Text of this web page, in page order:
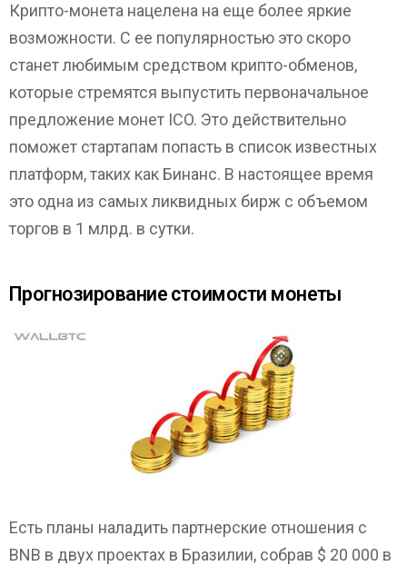
Крипто-монета нацелена на еще более яркие
возможности. С ее популярностью это скоро
станет любимым средством крипто-обменов,
которые стремятся выпустить первоначальное
предложение монет ICO. Это действительно
поможет стартапам попасть в список известных
платформ, таких как Бинанс. В настоящее время
это одна из самых ликвидных бирж с объемом
торгов в 1 млрд. в сутки.
Прогнозирование стоимости монеты
Есть планы наладить партнерские отношения с
BNB в двух проектах в Бразилии, собрав $ 20 000 в